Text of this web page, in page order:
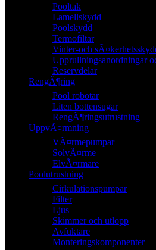
Pooltak
Lamellskydd
Poolskydd
Termofiltar
Vinter-och
Upprullningsanordningar
Reservdelar
RengÃ¶ring
Pool robotar
Liten bottensugar
RengÃ¶ringsutrustning
UppvÃ¤rmning
VÃ¤rmepumpar
SolvÃ¤rme
ElvÃ¤rmare
Poolutrustning
Cirkulationspumpar
Filter
Ljus
Skimmer och utlopp
Avfuktare
Monteringskomponenter